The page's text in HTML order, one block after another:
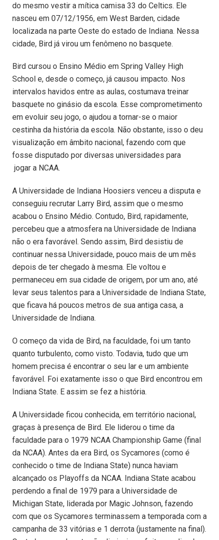
do mesmo vestir a mítica camisa 33 do Celtics. Ele
nasceu em 07/12/1956, em West Barden, cidade
localizada na parte Oeste do estado de Indiana. Nessa
cidade, Bird já virou um fenômeno no basquete.
Bird cursou o Ensino Médio em Spring Valley High
School e, desde o começo, já causou impacto. Nos
intervalos havidos entre as aulas, costumava treinar
basquete no ginásio da escola. Esse comprometimento
em evoluir seu jogo, o ajudou a tornar-se o maior
cestinha da história da escola. Não obstante, isso o deu
visualização em âmbito nacional, fazendo com que
fosse disputado por diversas universidades para
jogar a NCAA.
A Universidade de Indiana Hoosiers venceu a disputa e
conseguiu recrutar Larry Bird, assim que o mesmo
acabou o Ensino Médio. Contudo, Bird, rapidamente,
percebeu que a atmosfera na Universidade de Indiana
não o era favorável. Sendo assim, Bird desistiu de
continuar nessa Universidade, pouco mais de um mês
depois de ter chegado à mesma. Ele voltou e
permaneceu em sua cidade de origem, por um ano, até
levar seus talentos para a Universidade de Indiana State,
que ficava há poucos metros de sua antiga casa, a
Universidade de Indiana.
O começo da vida de Bird, na faculdade, foi um tanto
quanto turbulento, como visto. Todavia, tudo que um
homem precisa é encontrar o seu lar e um ambiente
favorável. Foi exatamente isso o que Bird encontrou em
Indiana State. E assim se fez a história.
A Universidade ficou conhecida, em território nacional,
graças à presença de Bird. Ele liderou o time da
faculdade para o 1979 NCAA Championship Game (final
da NCAA). Antes da era Bird, os Sycamores (como é
conhecido o time de Indiana State) nunca haviam
alcançado os Playoffs da NCAA. Indiana State acabou
perdendo a final de 1979 para a Universidade de
Michigan State, liderada por Magic Johnson, fazendo
com que os Sycamores terminassem a temporada com a
campanha de 33 vitórias e 1 derrota (justamente na final).